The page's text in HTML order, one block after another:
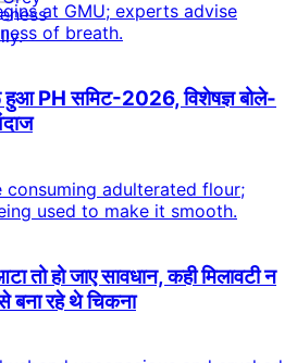
PH समिट-2026, विशेषज्ञ बोले-
तो हो जाए सावधान, कही मिलावटी न
रहे थे चिकना